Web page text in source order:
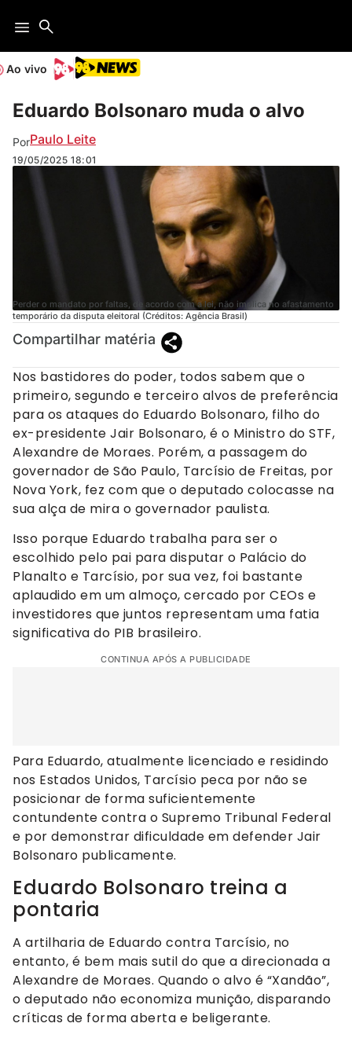
Ao vivo
Eduardo Bolsonaro muda o alvo
PorPaulo Leite
19/05/2025 18:01
Perder o mandato por faltas, de acordo com a lei, não implica no afastamento
temporário da disputa eleitoral (Créditos: Agência Brasil)
Compartilhar matéria
Nos bastidores do poder, todos sabem que o
primeiro, segundo e terceiro alvos de preferência
para os ataques do Eduardo Bolsonaro, filho do
ex-presidente Jair Bolsonaro, é o Ministro do STF,
Alexandre de Moraes. Porém, a passagem do
governador de São Paulo, Tarcísio de Freitas, por
Nova York, fez com que o deputado colocasse na
sua alça de mira o governador paulista.
Isso porque Eduardo trabalha para ser o
escolhido pelo pai para disputar o Palácio do
Planalto e Tarcísio, por sua vez, foi bastante
aplaudido em um almoço, cercado por CEOs e
investidores que juntos representam uma fatia
significativa do PIB brasileiro.
CONTINUA APÓS A PUBLICIDADE
Para Eduardo, atualmente licenciado e residindo
nos Estados Unidos, Tarcísio peca por não se
posicionar de forma suficientemente
contundente contra o Supremo Tribunal Federal
e por demonstrar dificuldade em defender Jair
Bolsonaro publicamente.
Eduardo Bolsonaro treina a
pontaria
A artilharia de Eduardo contra Tarcísio, no
entanto, é bem mais sutil do que a direcionada a
Alexandre de Moraes. Quando o alvo é “Xandão”,
o deputado não economiza munição, disparando
críticas de forma aberta e beligerante.